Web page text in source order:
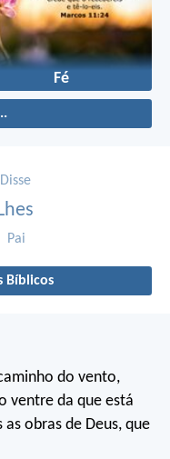
Fé
Disse
Pai
Bíblicos
do vento,
ventre da que está
obras de Deus, que